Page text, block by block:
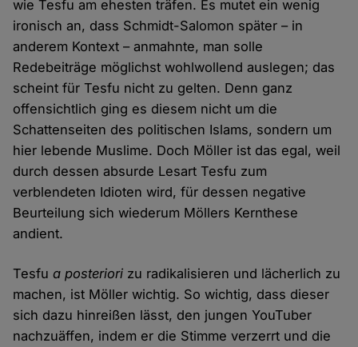
wie Tesfu am ehesten träfen. Es mutet ein wenig
ironisch an, dass Schmidt-Salomon später – in
anderem Kontext – anmahnte, man solle
Redebeiträge möglichst wohlwollend auslegen; das
scheint für Tesfu nicht zu gelten. Denn ganz
offensichtlich ging es diesem nicht um die
Schattenseiten des politischen Islams, sondern um
hier lebende Muslime. Doch Möller ist das egal, weil
durch dessen absurde Lesart Tesfu zum
verblendeten Idioten wird, für dessen negative
Beurteilung sich wiederum Möllers Kernthese
andient.
Tesfua posteriori zu radikalisieren und lächerlich zu
machen, ist Möller wichtig. So wichtig, dass dieser
sich dazu hinreißen lässt, den jungen YouTuber
nachzuäffen, indem er die Stimme verzerrt und die